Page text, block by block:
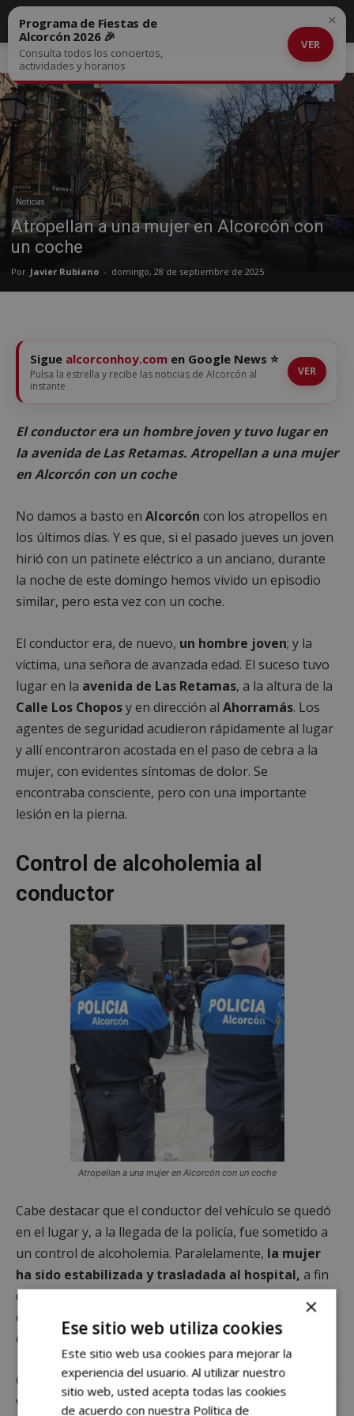
Inicio Noticias
Noticias
Atropellan a una mujer en Alcorcón con
un coche
Por Javier Rubiano - domingo, 28 de septiembre de 2025
Programa de Fiestas de
Alcorcón 2026 🎉
Consulta todos los conciertos,
actividades y horarios
VER
×
Sigue alcorconhoy.com en Google News ⭐
Pulsa la estrella y recibe las noticias de Alcorcón al
instante
VER
El conductor era un hombre joven y tuvo lugar en
la avenida de Las Retamas. Atropellan a una mujer
en Alcorcón con un coche
No damos a basto en Alcorcón con los atropellos en
los últimos días. Y es que, si el pasado jueves un joven
hirió con un patinete eléctrico a un anciano, durante
la noche de este domingo hemos vivido un episodio
similar, pero esta vez con un coche.
El conductor era, de nuevo, un hombre joven; y la
víctima, una señora de avanzada edad. El suceso tuvo
lugar en la avenida de Las Retamas, a la altura de la
Calle Los Choposy en dirección al Ahorramás. Los
agentes de seguridad acudieron rápidamente al lugar
y allí encontraron acostada en el paso de cebra a la
mujer, con evidentes síntomas de dolor. Se
encontraba consciente, pero con una importante
lesión en la pierna.
Control de alcoholemia al
conductor
Atropellan a una mujer en Alcorcón con un coche
Cabe destacar que el conductor del vehículo se quedó
en el lugar y, a la llegada de la policía, fue sometido a
un control de alcoholemia. Paralelamente, la mujer
ha sido estabilizada y trasladada al hospital, a fin
de someterle a pruebas más exhaustivas para
conocer la gravedad de las lesiones sufridas a causa
del atropello.
Como siempre recalcamos enalcorconhoy.com
vital importancia mantener los cinco sentidos en la
×
Ese sitio web utiliza cookies
Este sitio web usa cookies para mejorar la
experiencia del usuario. Al utilizar nuestro
sitio web, usted acepta todas las cookies
de acuerdo con nuestra Política de